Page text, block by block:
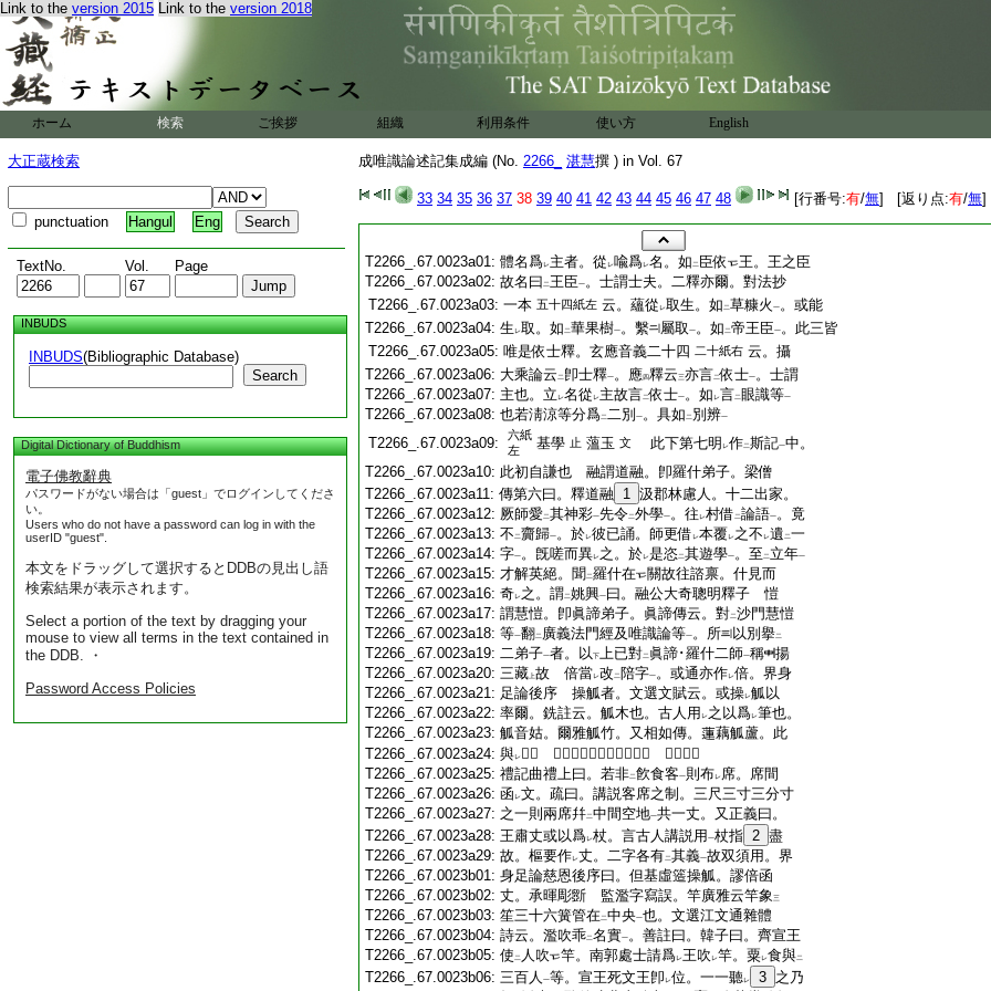
Link to the version 2015 Link to the version 2018
ホーム 検索 ご挨拶 組織 利用条件 使い方 English
大正蔵検索
punctuation Hangul Eng
TextNo. Vol. Page
INBUDS
INBUDS(Bibliographic Database)
Search
Digital Dictionary of Buddhism
電子佛教辭典
パスワードがない場合は「guest」でログインしてくださ
い。
Users who do not have a password can log in with the
userID "guest".
本文をドラッグして選択するとDDBの見出し語
検索結果が表示されます。
Select a portion of the text by dragging your
mouse to view all terms in the text contained in
the DDB. ・
Password Access Policies
成唯識論述記集成編 (No. 2266_ 湛慧撰 ) in Vol. 67
33 34 35 36 37 38 39 40 41 42 43 44 45 46 47 48 [行番号:有/無] [返り点:有/無]
T2266_.67.0023a01: 體名爲レ主者。從 レ喩爲レ名。如 二 臣依
王。王之臣
T2266_.67.0023a02: 故名曰 二王臣一。士謂士夫。二釋亦爾。對法抄
T2266_.67.0023a03: 一本 五十四紙左 云。蘊從 レ取生。如 二草糠火 一。或能
T2266_.67.0023a04: 生 レ取。如 二華果樹一。繫 屬取一。如 二帝王臣一。此三皆
T2266_.67.0023a05: 唯是依士釋。玄應音義二十四 二十紙右 云。攝
T2266_.67.0023a06: 大乘論云 二 卽士釋一。應四釋云三亦言二依士一。士謂
T2266_.67.0023a07: 主也。立 レ名從 レ主故言二依士一。如 レ言二 眼識等一
T2266_.67.0023a08: 也若淸涼等分爲二二別 一。具如 二 別辨一
T2266_.67.0023a09:
六紙
左
基學 止 薀玉 文 此下第七明 レ作二斯記一中。
T2266_.67.0023a10: 此初自謙也 融謂道融。卽羅什弟子。梁僧
T2266_.67.0023a11: 傳第六曰。釋道融 1 汲郡林慮人。十二出家。
T2266_.67.0023a12: 厥師愛二其神彩一先令二外學一。往 レ村借 二論語一。竟
T2266_.67.0023a13: 不 二齎歸一。於レ彼已誦。師更借 レ本覆レ之不 レ遺 二一
T2266_.67.0023a14: 字一。旣嗟而異レ之。於レ是恣二其遊學一。至 二 立年一
T2266_.67.0023a15: 才解英絕。聞 二羅什在
關故往諮禀。什見而
T2266_.67.0023a16: 奇レ之。謂二姚興一曰。融公大奇聰明釋子 愷
T2266_.67.0023a17: 謂慧愷。卽眞諦弟子。眞諦傳云。對二沙門慧愷
T2266_.67.0023a18: 等一翻二 廣義法門經及唯識論等一。所 以別擧二
T2266_.67.0023a19: 二弟子一者。以下上已對二 眞諦･羅什二師一稱
揚
T2266_.67.0023a20: 三藏 上故 倍當レ改 二 陪字一。或通亦作レ倍。界身
T2266_.67.0023a21: 足論後序 操觚者。文選文賦云。或操レ觚以
T2266_.67.0023a22: 率爾。銑註云。觚木也。古人用 レ之以爲レ筆也。
T2266_.67.0023a23: 觚音姑。爾雅觚竹。又相如傳。蓮藕觚蘆。此
T2266_.67.0023a24: 與レ 𦱄通 顏游者。謂顏囘･子游也 函杖者。
T2266_.67.0023a25: 禮記曲禮上曰。若非二飮食客一則布レ席。席間
T2266_.67.0023a26: 函 レ文。疏曰。講説客席之制。三尺三寸三分寸
T2266_.67.0023a27: 之一則兩席幷二中間空地一共一丈。又正義曰。
T2266_.67.0023a28: 王肅丈或以爲レ杖。言古人講説用 一杖指 2 盡
T2266_.67.0023a29: 故。樞要作レ丈。二字各有二其義一故双須用。界
T2266_.67.0023b01: 身足論慈恩後序曰。但基虛簉操觚。謬倍函
T2266_.67.0023b02: 丈。承暉彫斵 監濫字寫誤。竿廣雅云竿象三
T2266_.67.0023b03: 笙三十六簧管在二中央一也。文選江文通雜體
T2266_.67.0023b04: 詩云。濫吹乖二名實一。善註曰。韓子曰。齊宣王
T2266_.67.0023b05: 使 二 人吹 竿。南郭處士請爲レ王吹 レ竿。粟レ食與二
T2266_.67.0023b06: 三百人 一等。宣王死文王卽 レ位。一一聽レ 3 之乃